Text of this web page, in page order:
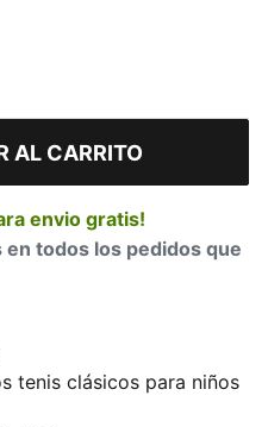
AL CARRITO
envio gratis!
todos los pedidos que
tenis clásicos para niños
Confeccionados